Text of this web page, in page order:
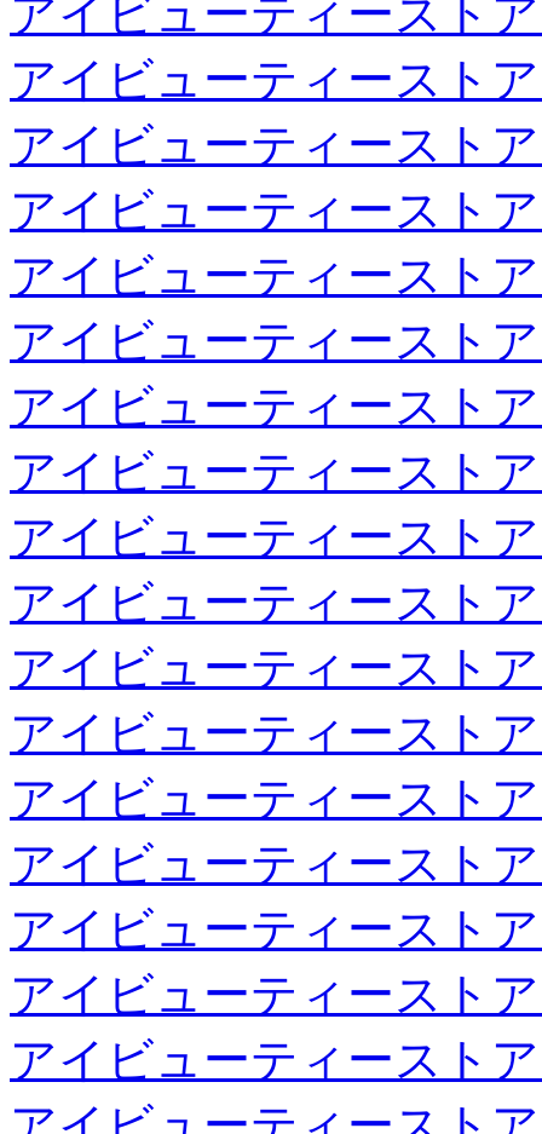
アイビューティースト
アイビューティースト
アイビューティースト
アイビューティースト
アイビューティースト
アイビューティースト
アイビューティースト
アイビューティースト
アイビューティースト
アイビューティースト
アイビューティースト
アイビューティースト
アイビューティースト
アイビューティースト
アイビューティースト
アイビューティースト
アイビューティースト